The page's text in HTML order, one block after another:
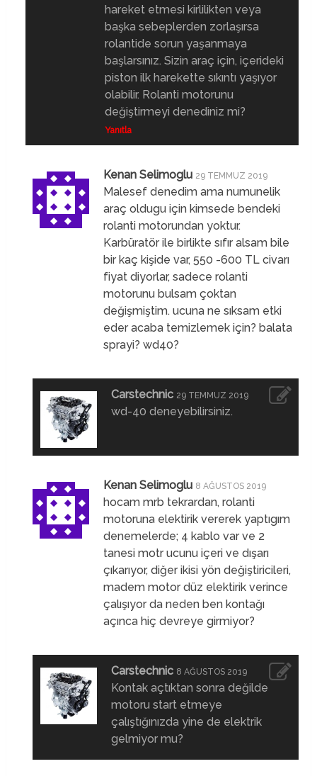
hareket etmesi kirlilikten veya
başka sebeplerden zorlaşırsa
rolantide sorun yaşanmaya
başlarsınız. Sizin araç için, içerideki
piston ilk harekette sıkıntı yaşıyor
olabilir. Rolanti motorunu
değiştirmeyi denediniz mi?
Yanıtla
Kenan Selimoglu 29 TEMMUZ 2019
Malesef denedim ama numunelik
araç oldugu için kimsede bendeki
rolanti motorundan yoktur.
Karbüratör ile birlikte sıfır alsam bile
bir kaç kişide var, 550 -600 TL civarı
fiyat diyorlar, sadece rolanti
motorunu bulsam çoktan
değişmiştim. ucuna ne sıksam etki
eder acaba temizlemek için? balata
sprayi? wd40?
Carstechnic 29 TEMMUZ 2019
wd-40 deneyebilirsiniz.
Kenan Selimoglu 8 AĞUSTOS 2019
hocam mrb tekrardan, rolanti
motoruna elektirik vererek yaptıgım
denemelerde; 4 kablo var ve 2
tanesi motr ucunu içeri ve dışarı
çıkarıyor, diğer ikisi yön değiştiricileri,
madem motor düz elektirik verince
çalışıyor da neden ben kontağı
açınca hiç devreye girmiyor?
Carstechnic 8 AĞUSTOS 2019
Kontak açtıktan sonra değilde
motoru start etmeye
çalıştığınızda yine de elektrik
gelmiyor mu?